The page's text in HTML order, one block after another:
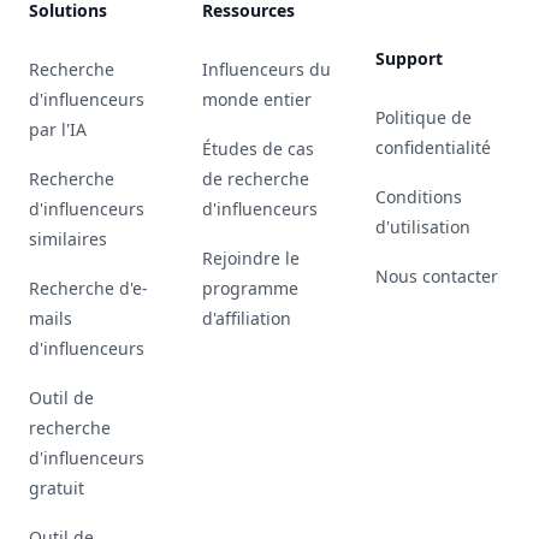
Solutions
Recherche
d'influenceurs
par l'IA
Recherche
d'influenceurs
similaires
Recherche d'e-
mails
d'influenceurs
Outil de
recherche
d'influenceurs
gratuit
Ressources
Influenceurs du
monde entier
Études de cas
de recherche
d'influenceurs
Rejoindre le
programme
d'affiliation
Support
Politique de
confidentialité
Conditions
d'utilisation
Nous contacter